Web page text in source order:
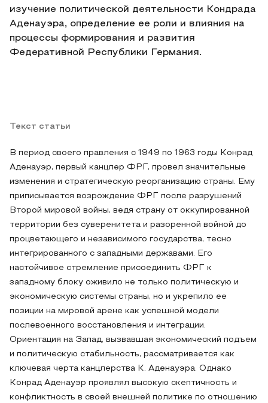
изучение политической деятельности Кондрада
Аденауэра, определение ее роли и влияния на
процессы формирования и развития
Федеративной Республики Германия.
Текст статьи
В период своего правления с 1949 по 1963 годы Конрад
Аденауэр, первый канцлер ФРГ, провел значительные
изменения и стратегическую реорганизацию страны. Ему
приписывается возрождение ФРГ после разрушений
Второй мировой войны, ведя страну от оккупированной
территории без суверенитета и разоренной войной до
процветающего и независимого государства, тесно
интегрированного с западными державами. Его
настойчивое стремление присоединить ФРГ к
западному блоку оживило не только политическую и
экономическую системы страны, но и укрепило ее
позиции на мировой арене как успешной модели
послевоенного восстановления и интеграции.
Ориентация на Запад, вызвавшая экономический подъем
и политическую стабильность, рассматривается как
ключевая черта канцлерства К. Аденауэра. Однако
Конрад Аденауэр проявлял высокую скептичность и
конфликтность в своей внешней политике по отношению